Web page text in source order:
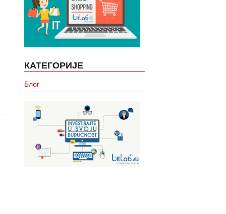
КАТЕГОРИЈЕ
Блог